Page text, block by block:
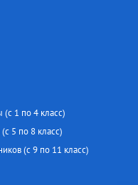
1 по 4 класс)
5 по 8 класс)
(с 9 по 11 класс)